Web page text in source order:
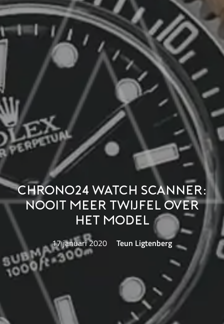
Chrono24 Watch Scanner:
nooit meer twijfel over
het model
17 januari 2020 Teun Ligtenberg